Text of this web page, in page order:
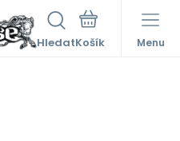
Hledat Menu